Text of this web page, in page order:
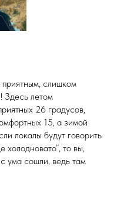
слишком
Здесь летом
26 градусов,
15, а зимой
локалы будут говорить
холодновато”, то вы,
ума сошли, ведь там